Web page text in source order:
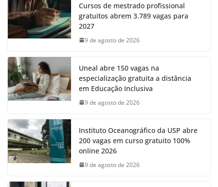
Cursos de mestrado profissional
gratuitos abrem 3.789 vagas para
2027
9 de agosto de 2026
Uneal abre 150 vagas na
especialização gratuita a distância
em Educação Inclusiva
9 de agosto de 2026
Instituto Oceanográfico da USP abre
200 vagas em curso gratuito 100%
online 2026
9 de agosto de 2026